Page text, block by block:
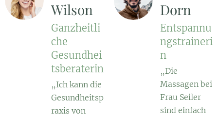
Wilson
Ganzheitli
che
Gesundhei
tsberaterin
„Ich kann die
Gesundheitsp
raxis von
Dorn
Entspannu
ngstraineri
n
„Die
Massagen bei
Frau Seiler
sind einfach